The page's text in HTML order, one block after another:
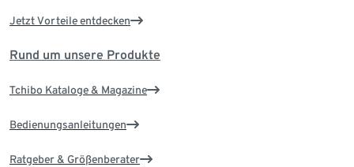
Jetzt Vorteile entdecken
Rund um unsere Produkte
Tchibo Kataloge & Magazine
Bedienungsanleitungen
Ratgeber & Größenberater